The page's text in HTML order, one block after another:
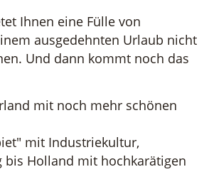
Ihnen eine Fülle von
ausgedehnten Urlaub nicht
Und dann kommt noch das
mit noch mehr schönen
mit Industriekultur,
bis Holland mit hochkarätigen